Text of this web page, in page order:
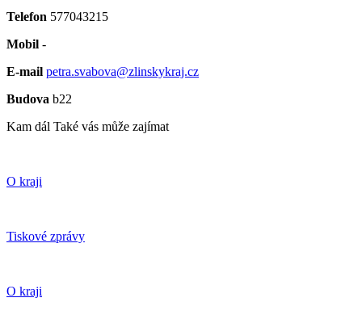
Telefon 577043215
Mobil -
E-mail petra.svabova@zlinskykraj.cz
Budova b22
Kam dál Také vás může zajímat
O kraji
Tiskové zprávy
O kraji